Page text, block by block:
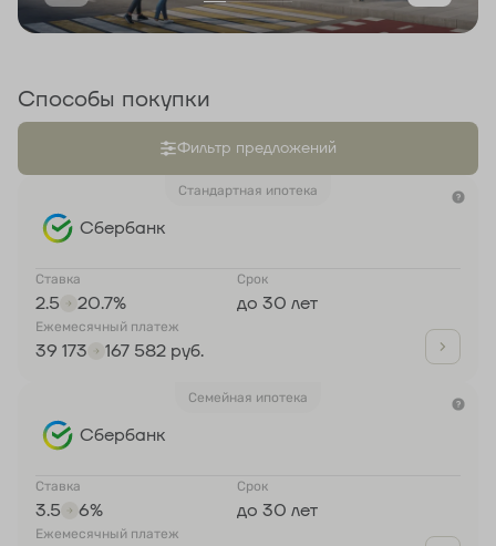
Способы покупки
Фильтр предложений
Стандартная ипотека
Сбербанк
Ставка
2.5 20.7%
Срок
до 30 лет
Ежемесячный платеж
39 173 167 582 руб.
Семейная ипотека
Сбербанк
Ставка
3.5 6%
Срок
до 30 лет
Ежемесячный платеж